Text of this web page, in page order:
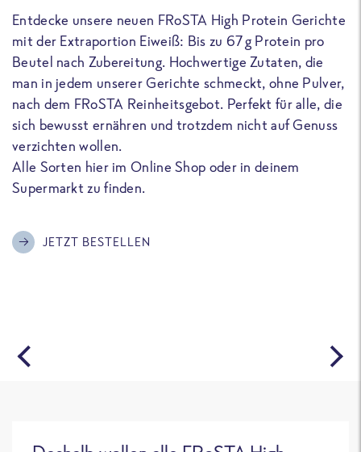
Entdecke unsere neuen FRoSTA High Protein Gerichte
mit der Extraportion Eiweiß: Bis zu 67 g Protein pro
Beutel nach Zubereitung. Hochwertige Zutaten, die
man in jedem unserer Gerichte schmeckt, ohne Pulver,
nach dem FRoSTA Reinheitsgebot. Perfekt für alle, die
sich bewusst ernähren und trotzdem nicht auf Genuss
verzichten wollen.
Alle Sorten hier im Online Shop oder in deinem
Supermarkt zu finden.
JETZT BESTELLEN